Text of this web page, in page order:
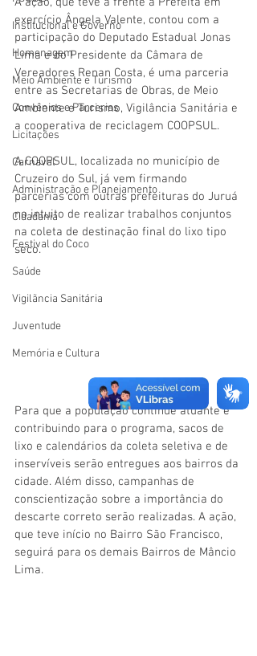
Institucional e Governo
Homenagem
Meio Ambiente e Turismo
Convênios e Parcerias
Licitações
Carnaval
Administração e Planejamento
Cidadania
Festival do Coco
Saúde
Vigilãncia Sanitária
Juventude
Memória e Cultura
exercício Ângela Valente, contou com a
participação do Deputado Estadual Jonas
Lima e do Presidente da Câmara de
Vereadores Renan Costa, é uma parceria
entre as Secretarias de Obras, de Meio
Ambiente e Turismo, Vigilância Sanitária e
a cooperativa de reciclagem COOPSUL.
A COOPSUL, localizada no município de
Cruzeiro do Sul, já vem firmando
parcerias com outras prefeituras do Juruá
no intuito de realizar trabalhos conjuntos
na coleta de destinação final do lixo tipo
seco.
Para que a população continue atuante e
contribuindo para o programa, sacos de
lixo e calendários da coleta seletiva e de
inservíveis serão entregues aos bairros da
cidade. Além disso, campanhas de
conscientização sobre a importância do
descarte correto serão realizadas. A ação,
que teve início no Bairro São Francisco,
seguirá para os demais Bairros de Mâncio
Lima.